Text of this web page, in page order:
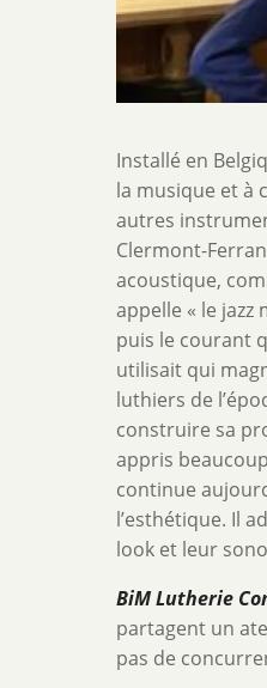
Description
de
l'activité
Installé en
la musique et à
autres
Clermont-
acoustique,
appelle « le jazz
puis le courant
utilisait qui
luthiers de
construire sa
appris
continue
l’esthétique. Il
look et leur
BiM Lutherie
partagent un
pas de